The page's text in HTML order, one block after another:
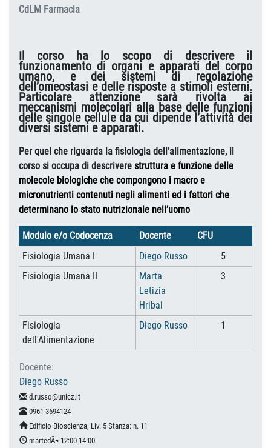
CdLM Farmacia
Il corso ha lo scopo di descrivere il
funzionamento di organi e apparati del corpo
umano, e dei sistemi di regolazione
dell’omeostasi e delle risposte a stimoli esterni.
Particolare attenzione sarà rivolta ai
meccanismi molecolari alla base delle funzioni
delle singole cellule da cui dipende l’attività dei
diversi sistemi e apparati.
Per quel che riguarda la fisiologia dell’alimentazione, il
corso si occupa di descrivere struttura e funzione delle
molecole biologiche che compongono i macro e
micronutrienti contenuti negli alimenti ed i fattori che
determinano lo stato nutrizionale nell’uomo
Modulo e/o Codocenza Docente
CFU
Fisiologia Umana I
Diego Russo
5
Fisiologia Umana II
Marta
Letizia
Hribal
3
Fisiologia
dell'Alimentazione
Diego Russo 1
Docente:
Diego Russo
d.russo@unicz.it
0961-3694124
Edificio Bioscienza, Liv. 5 Stanza: n. 11
martedÃ¬ 12:00-14:00